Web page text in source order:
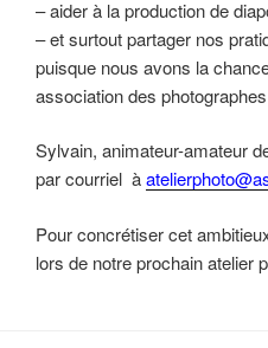
– aider à la production de
– et surtout partager nos
puisque nous avons la
association des
Sylvain, animateur-amateur
par courriel à
Pour concrétiser cet
lors de notre prochain atelier